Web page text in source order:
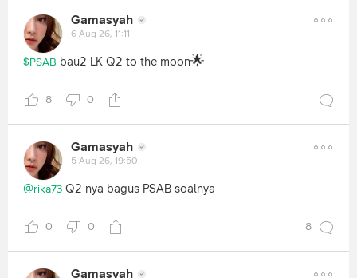
Gamasyah
6 Aug 26, 11:11
$PSAB bau2 LK Q2 to the moon🌟
8 0
Gamasyah
5 Aug 26, 19:50
@rika73 Q2 nya bagus PSAB soalnya
0 0 8
Gamasyah